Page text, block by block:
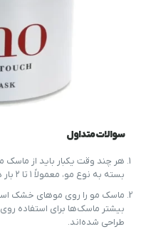
سوالات متداول
هر چند وقت یکبار باید از ماسک
بسته به نوع مو، معمولاً ۱ تا ۲ بار در هفته توصیه می‌شود.
ماسک مو را روی موهای خشک
بیشتر ماسک‌ها برای استفاده
طراحی شده‌اند.